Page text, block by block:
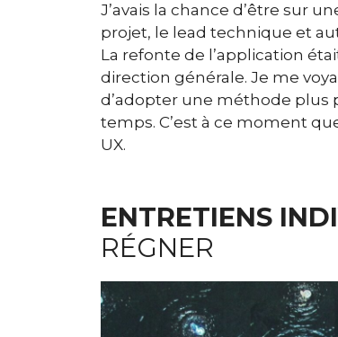
J’avais la chance d’être sur
projet, le lead technique et
La refonte de l’application
direction générale. Je me
d’adopter une méthode plus
temps. C’est à ce moment
UX.
ENTRETIENS
RÉGNER